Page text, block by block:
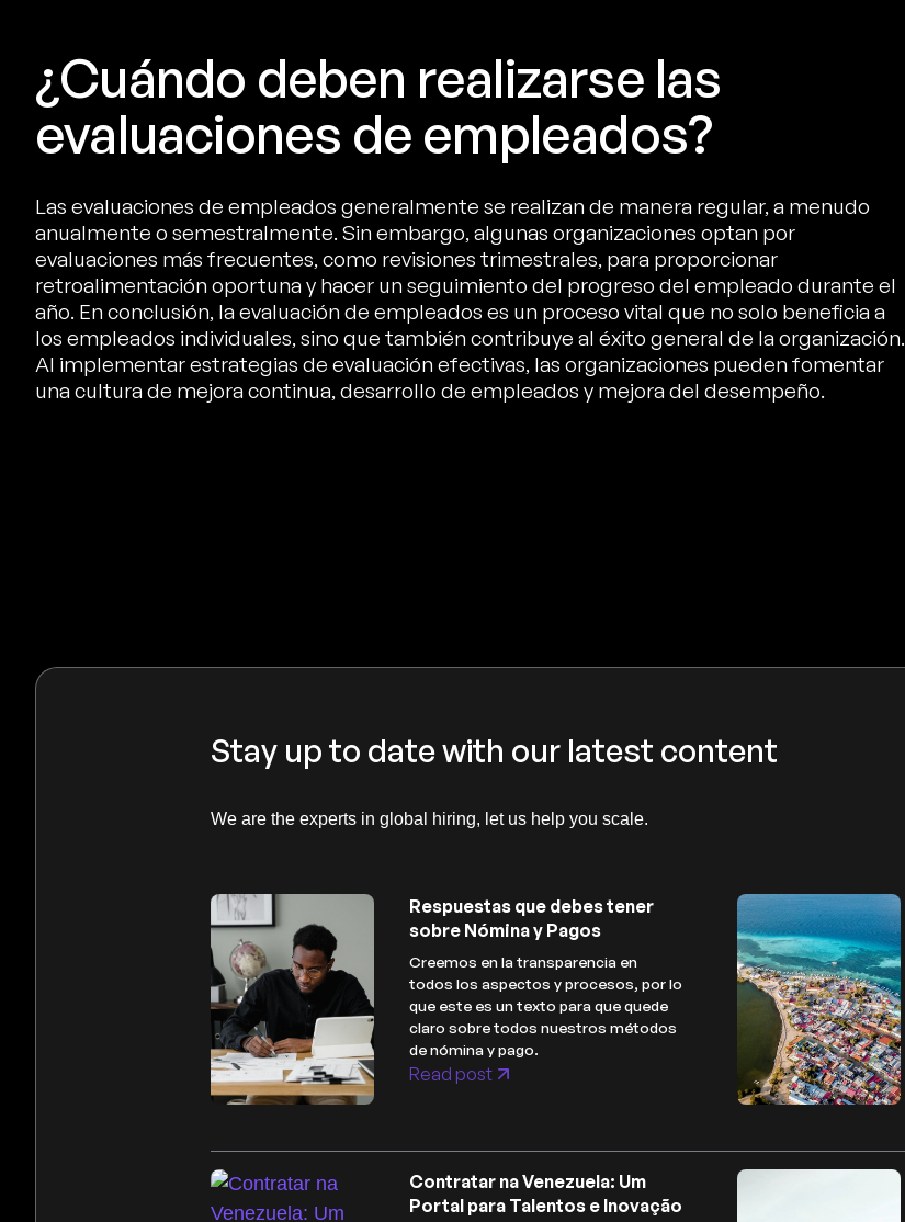
¿Cuándo deben realizarse las
evaluaciones de empleados?
Las evaluaciones de empleados generalmente se realizan de manera regular, a menudo
anualmente o semestralmente. Sin embargo, algunas organizaciones optan por
evaluaciones más frecuentes, como revisiones trimestrales, para proporcionar
retroalimentación oportuna y hacer un seguimiento del progreso del empleado durante el
año. En conclusión, la evaluación de empleados es un proceso vital que no solo beneficia a
los empleados individuales, sino que también contribuye al éxito general de la organización.
Al implementar estrategias de evaluación efectivas, las organizaciones pueden fomentar
una cultura de mejora continua, desarrollo de empleados y mejora del desempeño.
Stay up to date with our latest content
We are the experts in global hiring, let us help you scale.
Respuestas que debes tener
sobre Nómina y Pagos
Creemos en la transparencia en
todos los aspectos y procesos, por lo
que este es un texto para que quede
claro sobre todos nuestros métodos
de nómina y pago.
Read post
Contratar na Venezuela: Um
Portal para Talentos e Inovação